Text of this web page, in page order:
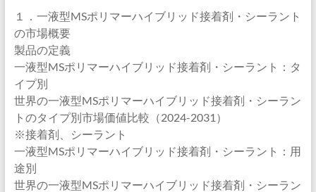
１．一液型MSポリマーハイブリッド接着剤・シーラント
の市場概要
製品の定義
一液型MSポリマーハイブリッド接着剤・シーラント：タ
イプ別
世界の一液型MSポリマーハイブリッド接着剤・シーラン
トのタイプ別市場価値比較（2024-2031）
※接着剤、シーラント
一液型MSポリマーハイブリッド接着剤・シーラント：用
途別
世界の一液型MSポリマーハイブリッド接着剤・シーラン